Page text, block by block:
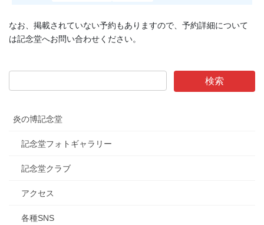
なお、掲載されていない予約もありますので、予約詳細について
は記念堂へお問い合わせください。
炎の博記念堂
記念堂フォトギャラリー
記念堂クラブ
アクセス
各種SNS